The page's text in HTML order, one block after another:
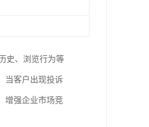
史、浏览行为等
当客户出现投诉
增强企业市场竞